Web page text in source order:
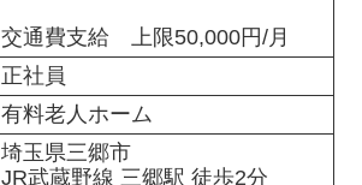
交通費支給　上限50,000円/月
正社員
有料老人ホーム
埼玉県三郷市
JR武蔵野線 三郷駅 徒歩2分